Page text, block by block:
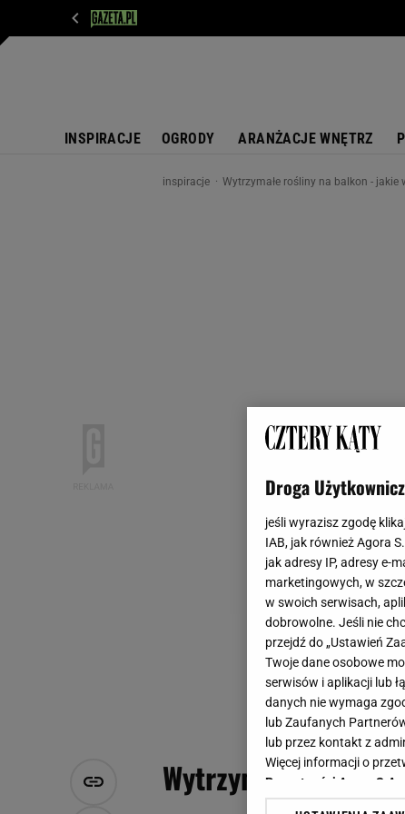
INSPIRACJE OGRODY ARANŻACJE WNĘTRZ
inspiracje Wytrzymałe rośliny na balkon - jakie
Wytrzymałe rośliny
Droga
jeśli wyrazisz zgodę
IAB, jak również Agora
jak adresy IP, adresy e-
marketingowych, w
w swoich serwisach,
dobrowolne. Jeśli nie
przejdź do „Ustawień
Twoje dane osobowe
serwisów i aplikacji lub
danych nie wymaga
lub Zaufanych
lub przez kontakt z
Więcej informacji o
Prywatności Agora S.A.